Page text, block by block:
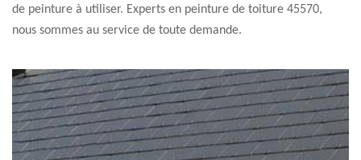
de peinture à utiliser. Experts en peinture de toiture 45570,
nous sommes au service de toute demande.